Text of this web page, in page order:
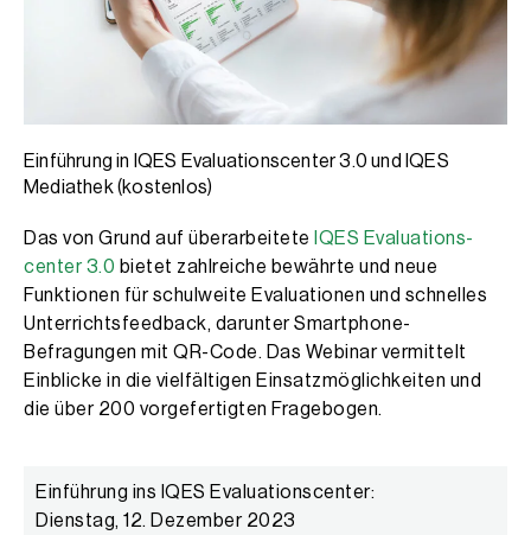
Einführung in IQES Evaluationscenter 3.0 und IQES
Mediathek (kostenlos)
Das von Grund auf überarbeitete IQES Evaluations­
center 3.0 bietet zahlreiche bewährte und neue
Funktionen für schulweite Evaluationen und schnelles
Unterrichtsfeedback, darunter Smartphone-
Befragungen mit QR-Code. Das Webinar vermittelt
Einblicke in die vielfältigen Einsatzmöglichkeiten und
die über 200 vorgefertigten Fragebogen.
Einführung ins IQES Evaluationscenter:
Dienstag, 12. Dezember 2023